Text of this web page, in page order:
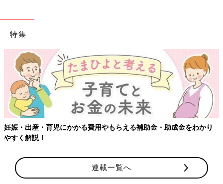
特集
妊娠・出産・育児にかかる費用やもらえる補助金・助成金をわかり
やすく解説！
連載一覧へ